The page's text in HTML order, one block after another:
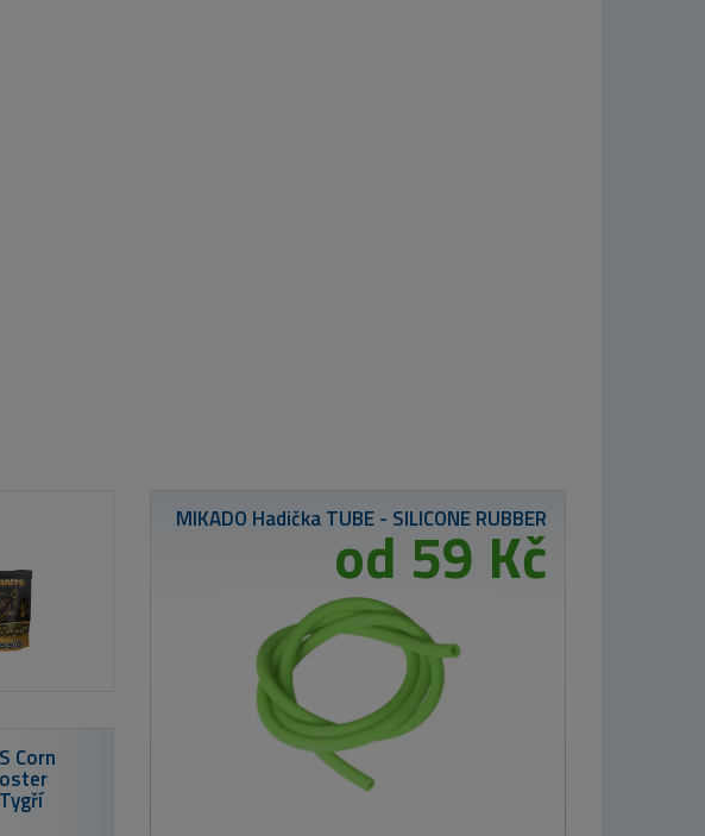
od 259 Kč
Nikl Rozpustné Criticals boilie Corn 250ml
Nikl Esence
Calanus & Krill
50ml
od 350 Kč